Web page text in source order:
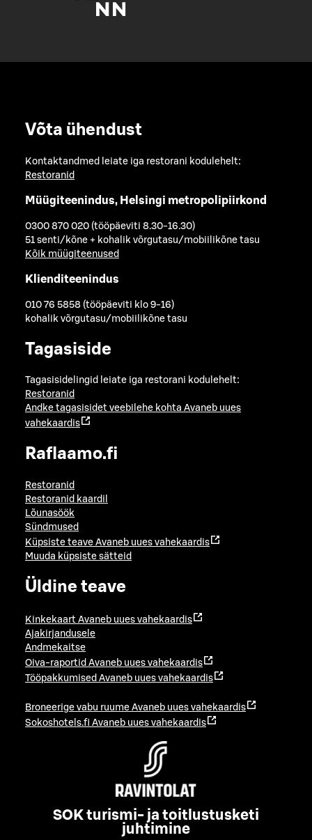
Võta ühendust
Kontaktandmed leiate iga restorani kodulehelt:
Restoranid
Müügiteenindus, Helsingi metropolipiirkond
0300 870 020 (tööpäeviti 8.30-16.30)
51 senti/kõne + kohalik võrgutasu/mobiilikõne tasu
Kõik müügiteenused
Klienditeenindus
010 76 5858 (tööpäeviti klo 9-16)
kohalik võrgutasu/mobiilikõne tasu
Tagasiside
Tagasisidelingid leiate iga restorani kodulehelt:
Restoranid
Andke tagasisidet veebilehe kohta Avaneb uues
vahekaardis
Raflaamo.fi
Restoranid
Restoranid kaardil
Lõunasöök
Sündmused
Küpsiste teave Avaneb uues vahekaardis
Muuda küpsiste sätteid
Üldine teave
Kinkekaart Avaneb uues vahekaardis
Ajakirjandusele
Andmekaitse
Oiva-raportid Avaneb uues vahekaardis
Tööpakkumised Avaneb uues vahekaardis
Broneerige vabu ruume Avaneb uues vahekaardis
Sokoshotels.fi Avaneb uues vahekaardis
SOK turismi- ja toitlustusketi
juhtimine